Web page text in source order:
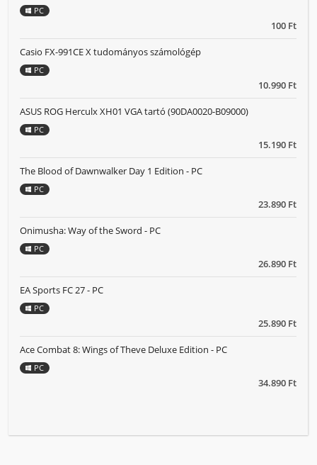
100 Ft
PC
10.990 Ft
Casio FX-991CE X tudományos számológép
PC
15.190 Ft
ASUS ROG Herculx XH01 VGA tartó (90DA0020-B09000)
PC
23.890 Ft
The Blood of Dawnwalker Day 1 Edition - PC
PC
26.890 Ft
Onimusha: Way of the Sword - PC
PC
25.890 Ft
EA Sports FC 27 - PC
PC
34.890 Ft
Ace Combat 8: Wings of Theve Deluxe Edition - PC
PC